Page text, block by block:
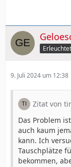
9. Juli 2024 um 12:38
Zitat von
Das Problem
auch kaum
kann. Ich
Tauschplätze
bekommen,